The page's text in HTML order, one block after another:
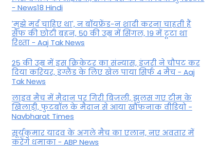
- News18 Hindi
'मुझे मर्द चाहिए था', न बॉयफ्रेंड-न शादी करना चाहती हैं
सैफ की छोटी बहन, 50 की उम्र में सिंगल, 19 में टूटा था
रिश्ता - Aaj Tak News
25 की उम्र में इस क्रिकेटर का संन्यास, इंजरी ने चौपट कर
दिया करियर, इंग्लैंड के लिए खेल पाया सिर्फ 4 मैच - Aaj
Tak News
लाइव मैच में मैदान पर गिरी बिजली, झुलस गए टीम के
खिलाड़ी, फुटबॉल के मैदान से आया खौफनाक वीडियो -
Navbharat Times
सूर्यकुमार यादव के अगले मैच का एलान, नए अवतार में
करेंगे धमाका - ABP News